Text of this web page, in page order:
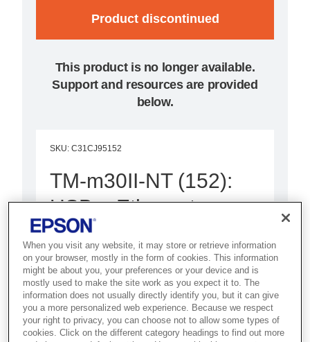
Product discontinued
This product is no longer available.
Support and resources are provided
below.
SKU: C31CJ95152
TM-m30II-NT (152):
USB + Ethernet +
NES + Lightning,
Black, PS, EU
Best for modern POS
environments that need a
compact, connected receipt
When you visit any website, it may store or retrieve information
on your browser, mostly in the form of cookies. This information
might be about you, your preferences or your device and is
mostly used to make the site work as you expect it to. The
information does not usually directly identify you, but it can give
you a more personalized web experience. Because we respect
your right to privacy, you can choose not to allow some types of
cookies. Click on the different category headings to find out more